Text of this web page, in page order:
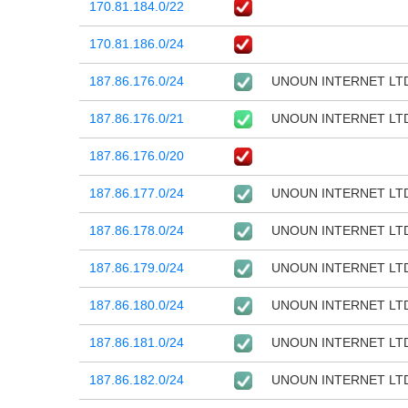
170.81.184.0/22
170.81.186.0/24
187.86.176.0/24 UNOUN INTERNET
187.86.176.0/21 UNOUN INTERNET
187.86.176.0/20
187.86.177.0/24 UNOUN INTERNET
187.86.178.0/24 UNOUN INTERNET
187.86.179.0/24 UNOUN INTERNET
187.86.180.0/24 UNOUN INTERNET
187.86.181.0/24 UNOUN INTERNET
187.86.182.0/24 UNOUN INTERNET